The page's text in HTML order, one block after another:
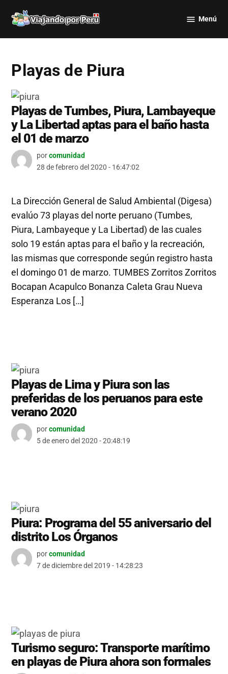
por Perú
Menú
Playas de Piura
Playas de Tumbes, Piura, Lambayeque
y La Libertad aptas para el baño hasta
el 01 de marzo
porcomunidad
28 de febrero del 2020 - 16:47:02
La Dirección General de Salud Ambiental (Digesa)
evalúo 73 playas del norte peruano (Tumbes,
Piura, Lambayeque y La Libertad) de las cuales
solo 19 están aptas para el baño y la recreación,
las mismas que corresponde según registro hasta
el domingo 01 de marzo. TUMBES Zorritos Zorritos
Bocapan Acapulco Bonanza Caleta Grau Nueva
Esperanza Los […]
Playas de Lima y Piura son las
preferidas de los peruanos para este
verano 2020
porcomunidad
5 de enero del 2020 - 20:48:19
Piura: Programa del 55 aniversario del
distrito Los Órganos
porcomunidad
7 de diciembre del 2019 - 14:28:23
Turismo seguro: Transporte marítimo
en playas de Piura ahora son formales